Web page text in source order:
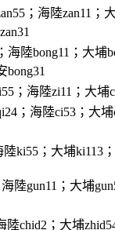
；海陸zan11；
海陸bong11；大埔
bong31
；海陸zi11；大埔
；海陸ci53；大
陸ki55；大埔ki113
陸gun11；大埔
陸chid2；大埔